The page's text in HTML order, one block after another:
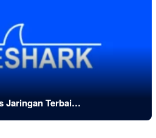
Jaringan Terbai…